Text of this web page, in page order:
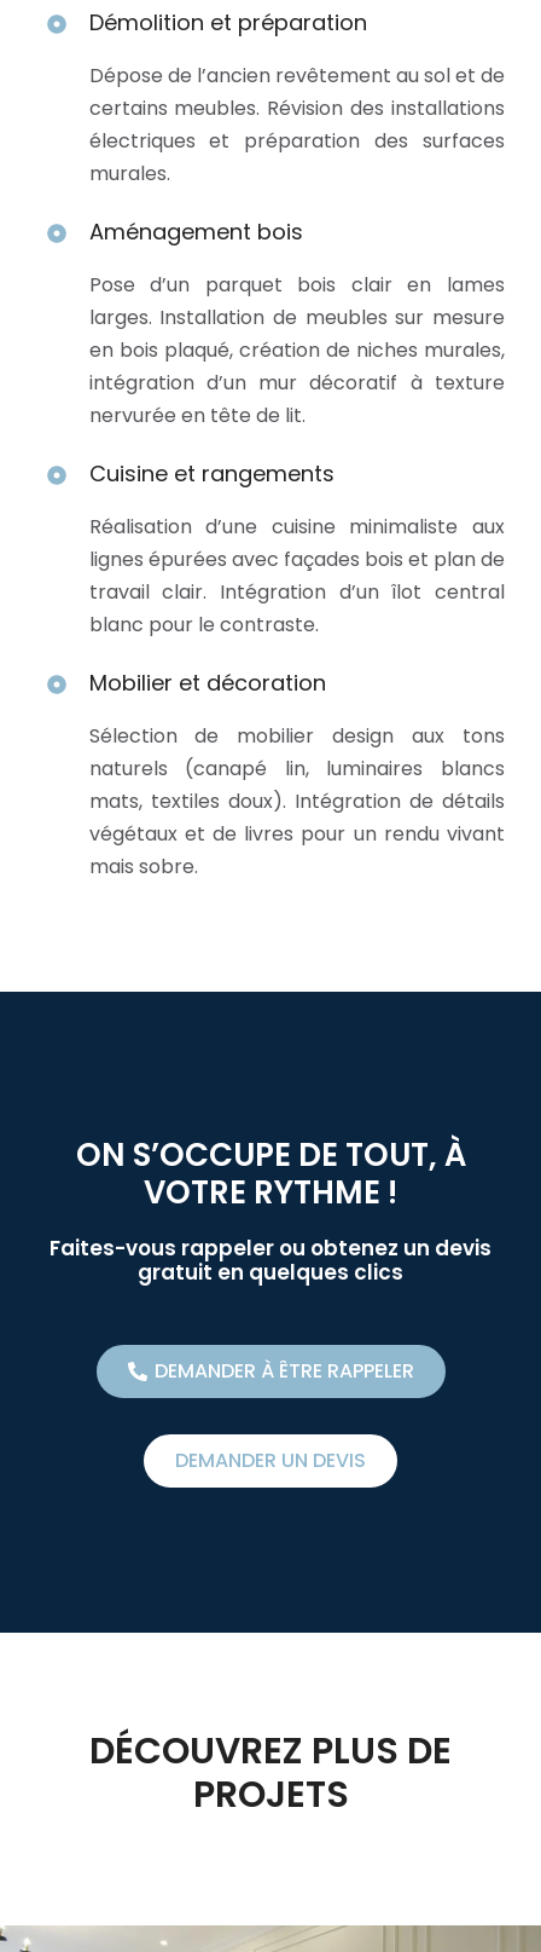
Démolition et préparation
Dépose de l’ancien revêtement au sol et de
certains meubles. Révision des installations
électriques et préparation des surfaces
murales.
Aménagement bois
Pose d’un parquet bois clair en lames
larges. Installation de meubles sur mesure
en bois plaqué, création de niches murales,
intégration d’un mur décoratif à texture
nervurée en tête de lit.
Cuisine et rangements
Réalisation d’une cuisine minimaliste aux
lignes épurées avec façades bois et plan de
travail clair. Intégration d’un îlot central
blanc pour le contraste.
Mobilier et décoration
Sélection de mobilier design aux tons
naturels (canapé lin, luminaires blancs
mats, textiles doux). Intégration de détails
végétaux et de livres pour un rendu vivant
mais sobre.
ON S’OCCUPE DE TOUT, À
VOTRE RYTHME !
Faites-vous rappeler ou obtenez un devis
gratuit en quelques clics
DEMANDER À ÊTRE RAPPELER
DEMANDER UN DEVIS
DÉCOUVREZ PLUS DE
PROJETS